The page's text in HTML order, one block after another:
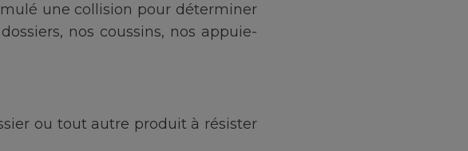
une collision pour déterminer
nos coussins, nos appuie-
ou tout autre produit à résister